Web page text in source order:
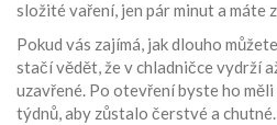
složité vaření, jen pár minut a máte
Pokud vás zajímá, jak dlouho
stačí vědět, že v chladničce vydrží
uzavřené. Po otevření byste ho
týdnů, aby zůstalo čerstvé a